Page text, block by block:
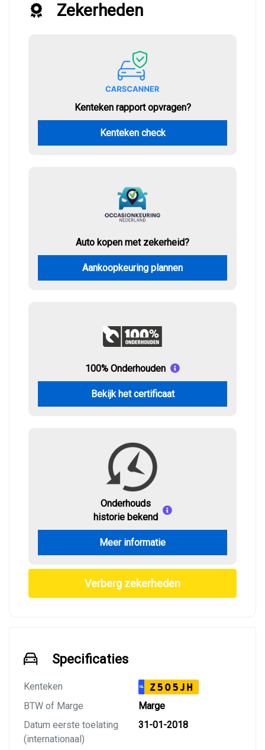
Zekerheden
Kenteken rapport opvragen?
Kenteken check
Auto kopen met zekerheid?
Aankoopkeuring plannen
100% Onderhouden
Bekijk het certificaat
Onderhouds
historie bekend
Meer informatie
Verberg zekerheden
Specificaties
Kenteken NL Z505JH
BTW of Marge
Marge
Datum eerste toelating
(internationaal)
31-01-2018